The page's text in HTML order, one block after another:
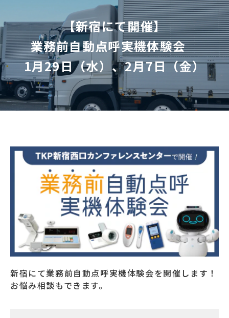
【新宿にて開催】
業務前自動点呼実機体験会
1月29日（水）、2月7日（金）
新宿にて業務前自動点呼実機体験会を開催します！
お悩み相談もできます。